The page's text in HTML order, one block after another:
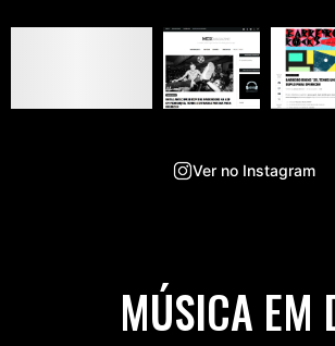
Ver no Instagram
MÚSICA EM